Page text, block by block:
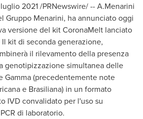
2021 /PRNewswire/ -- A.Menarini
Gruppo Menarini, ha annunciato oggi
versione del kit CoronaMelt lanciato
kit di seconda generazione,
il rilevamento della presenza
genotipizzazione simultanea delle
Gamma (precedentemente note
e Brasiliana) in un formato
IVD convalidato per l'uso su
di laboratorio.